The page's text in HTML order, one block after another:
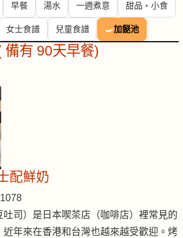
早餐 湯水 一週煮意 甜品・小食
女士食譜 兒童食譜 🍳加餸池
備有 90天早餐)
配鮮奶
吐司）是日本喫茶店（咖啡店）裡常見的
近年來在香港和台灣也越來越受歡迎。烤